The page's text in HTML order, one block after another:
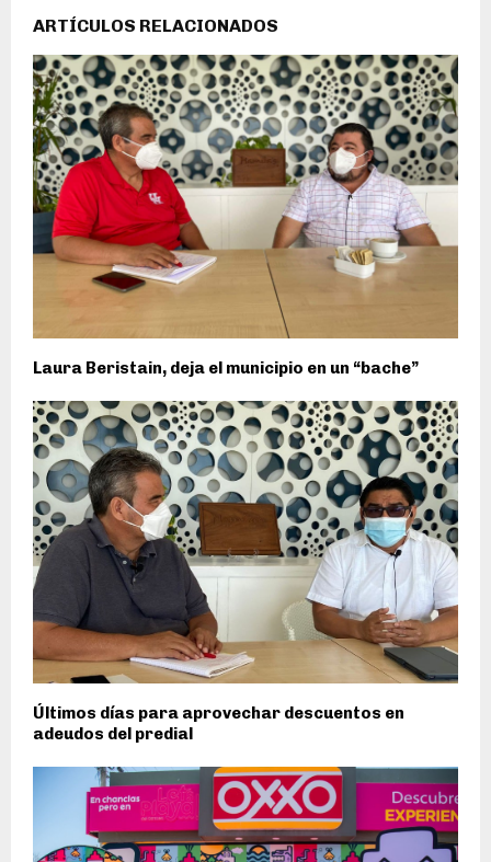
ARTÍCULOS RELACIONADOS
Laura Beristain, deja el municipio en un “bache”
Últimos días para aprovechar descuentos en
adeudos del predial